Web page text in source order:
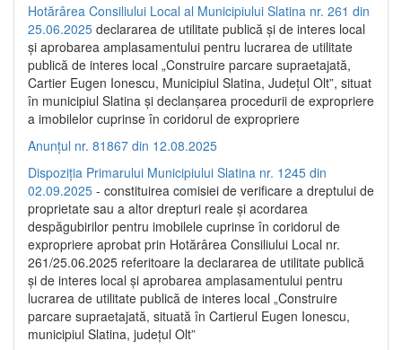
Hotărârea Consiliului Local al Municipiului Slatina nr. 261 din
25.06.2025 declararea de utilitate publică și de interes local
și aprobarea amplasamentului pentru lucrarea de utilitate
publică de interes local „Construire parcare supraetajată,
Cartier Eugen Ionescu, Municipiul Slatina, Județul Olt”, situat
în municipiul Slatina și declanșarea procedurii de expropriere
a imobilelor cuprinse în coridorul de expropriere
Anunțul nr. 81867 din 12.08.2025
Dispoziția Primarului Municipiului Slatina nr. 1245 din
02.09.2025 - constituirea comisiei de verificare a dreptului de
proprietate sau a altor drepturi reale și acordarea
despăgubirilor pentru imobilele cuprinse în coridorul de
expropriere aprobat prin Hotărârea Consiliului Local nr.
261/25.06.2025 referitoare la declararea de utilitate publică
și de interes local și aprobarea amplasamentului pentru
lucrarea de utilitate publică de interes local „Construire
parcare supraetajată, situată în Cartierul Eugen Ionescu,
municipiul Slatina, județul Olt”